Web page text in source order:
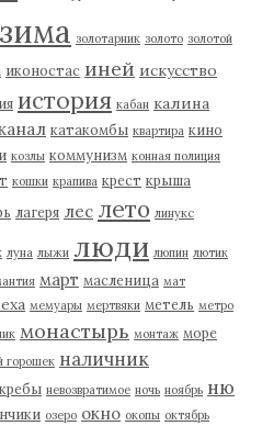
зима золотарник золото золотой
иконостас иней искусство
история кабан калина
катакомбы квартира кино
козлы коммунизм конная полиция
кошки крапива крест крыша
лагеря лес лето линукс
луна лыжи люди люпин лютик
март масленица мат
мемуары мертвяки метель метро
монастырь монтаж море
наличник
невозвратимое ночь ноябрь ню
озеро окно окопы октябрь